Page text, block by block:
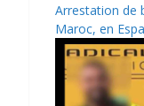
Arrestation de
Maroc, en